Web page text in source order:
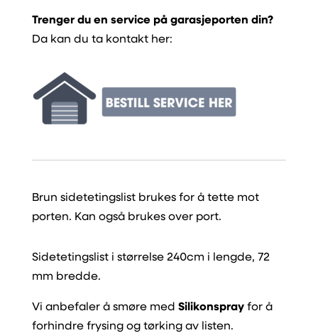
Trenger du en service på garasjeporten din?
Da kan du ta kontakt her:
Brun sidetetingslist brukes for å tette mot
porten. Kan også brukes over port.
Sidetetingslist i størrelse 240cm i lengde, 72
mm bredde.
Vi anbefaler å smøre med Silikonsprayfor å
forhindre frysing og tørking av listen.